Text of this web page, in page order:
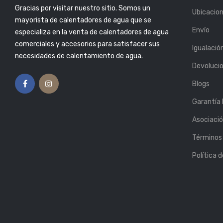
Gracias por visitar nuestro sitio. Somos un
mayorista de calentadores de agua que se
especializa en la venta de calentadores de agua
comerciales y accesorios para satisfacer sus
necesidades de calentamiento de agua.
Envío
Blogs
Garantía
Política
Atlas
Mar 2019
SUFICIENTE
AQUÍ TE
Atlas
Mar 2019
Publicado Por: Atlas
Plumbing 25, Feb 2019
5 CONSEJOS PARA
COMPRAR EL CALENTADOR